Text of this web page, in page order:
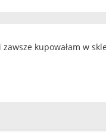
kupowałam w